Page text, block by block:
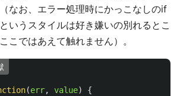
なお、エラー処理時にかっこなしのif
いうスタイルは好き嫌いの別れるとこ
こではあえて触れません）。
(err, value)
{